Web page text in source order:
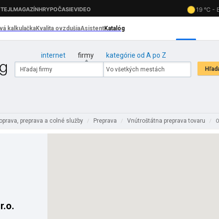
internet firmy kategórie od A po Z
preprava a colné služby / Preprava / Vnútroštátna preprava tovaru /